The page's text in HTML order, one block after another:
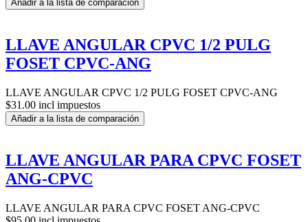
Añadir a la lista de comparación
LLAVE ANGULAR CPVC 1/2 PULG
FOSET CPVC-ANG
LLAVE ANGULAR CPVC 1/2 PULG FOSET CPVC-ANG
$31.00 incl impuestos
Añadir a la lista de comparación
LLAVE ANGULAR PARA CPVC FOSET
ANG-CPVC
LLAVE ANGULAR PARA CPVC FOSET ANG-CPVC